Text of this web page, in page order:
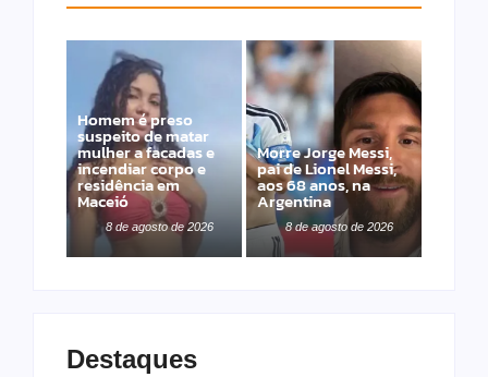
Homem é preso
suspeito de matar
mulher a facadas e
incendiar corpo e
residência em
Maceió
8 de agosto de 2026
Morre Jorge Messi,
pai de Lionel Messi,
aos 68 anos, na
Argentina
8 de agosto de 2026
Destaques